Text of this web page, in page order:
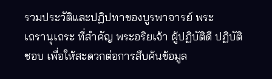
รวมประวัติและปฏิปทาของบูรพาจารย์ พระ
เถรานุเถระ ที่สำคัญ พระอริยเจ้า ผู้ปฏิบัติดี ปฏิบัติ
ชอบ เพื่อให้สะดวกต่อการสืบค้นข้อมูล